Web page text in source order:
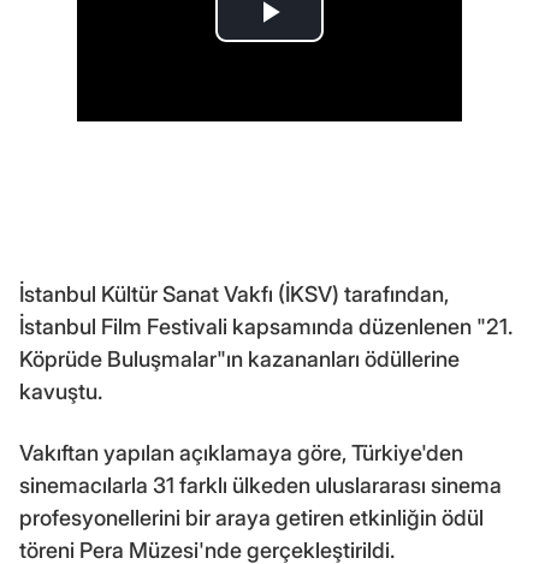
İstanbul Kültür Sanat Vakfı (İKSV) tarafından,
İstanbul Film Festivali kapsamında düzenlenen "21.
Köprüde Buluşmalar"ın kazananları ödüllerine
kavuştu.
Vakıftan yapılan açıklamaya göre, Türkiye'den
sinemacılarla 31 farklı ülkeden uluslararası sinema
profesyonellerini bir araya getiren etkinliğin ödül
töreni Pera Müzesi'nde gerçekleştirildi.